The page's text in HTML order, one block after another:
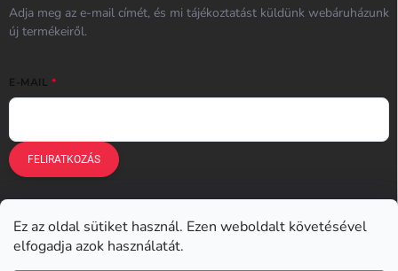
Ez az oldal sütiket használ. Ezen weboldalt követésével
elfogadja azok használatát.
Adja meg az e-mail címét, és mi tájékoztatást küldünk webáruházunk
új termékeiről.
E-MAIL
FELIRATKOZÁS
Earplugs.cz Earplugs.sk